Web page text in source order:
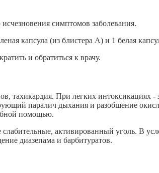
симптомов заболевания.
капсула (из блистера А) и 1 белая
и обратиться к врачу.
тахикардия. При легких интоксикациях
паралич дыхания и разобщение
помощью.
активированный уголь. В
диазепама и барбитуратов.